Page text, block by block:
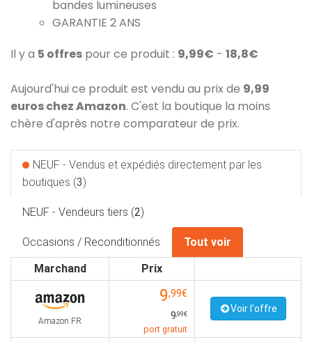
bandes lumineuses
GARANTIE 2 ANS
Il y a 5 offres pour ce produit : 9,99€ - 18,8€
Aujourd'hui ce produit est vendu au prix de 9,99
euros chez Amazon. C'est la boutique la moins
chère d'après notre comparateur de prix.
NEUF - Vendus et expédiés directement par les
boutiques (3)
NEUF - Vendeurs tiers (2)
Occasions / Reconditionnés
Tout voir
Marchand
Prix
Amazon FR
9,99€
9,99€
port gratuit
Voir l'offre